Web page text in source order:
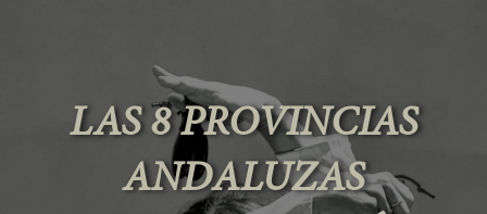
LAS 8 PROVINCIAS
ANDALUZAS